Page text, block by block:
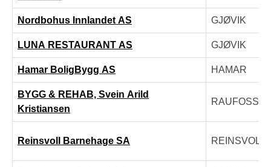
Nordbohus Innlandet AS GJØVIK
LUNA RESTAURANT AS GJØVIK
Hamar BoligBygg AS HAMAR
BYGG & REHAB, Svein Arild
Kristiansen
RAUFOSS
Reinsvoll Barnehage SA REINSVOLL